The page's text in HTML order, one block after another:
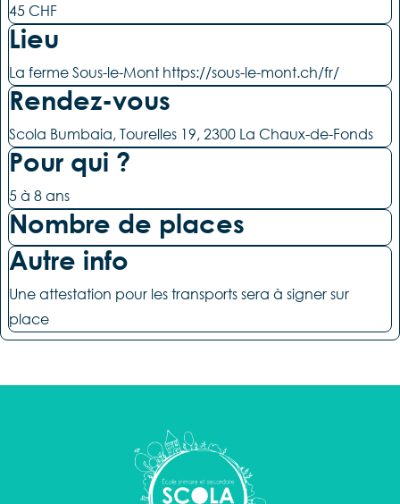
45 CHF
Lieu
La ferme Sous-le-Mont https://sous-le-mont.ch/fr/
Rendez-vous
Scola Bumbaia, Tourelles 19, 2300 La Chaux-de-Fonds
Pour qui ?
5 à 8 ans
Nombre de places
Autre info
Une attestation pour les transports sera à signer sur
place